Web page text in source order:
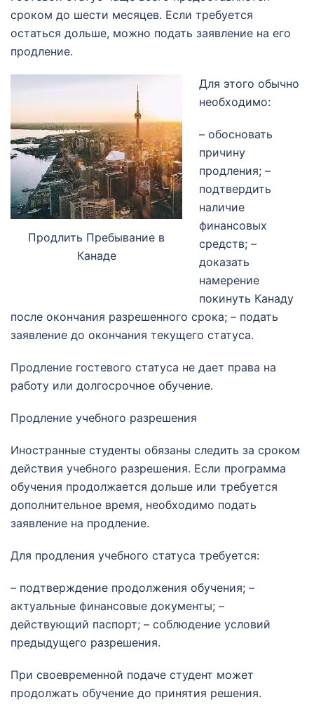
сроком до шести месяцев. Если требуется
остаться дольше, можно подать заявление на его
продление.
Продлить Пребывание в
Канаде
Для этого обычно
необходимо:
– обосновать
причину
продления; –
подтвердить
наличие
финансовых
средств; –
доказать
намерение
покинуть Канаду
после окончания разрешенного срока; – подать
заявление до окончания текущего статуса.
Продление гостевого статуса не дает права на
работу или долгосрочное обучение.
Продление учебного разрешения
Иностранные студенты обязаны следить за сроком
действия учебного разрешения. Если программа
обучения продолжается дольше или требуется
дополнительное время, необходимо подать
заявление на продление.
Для продления учебного статуса требуется:
– подтверждение продолжения обучения; –
актуальные финансовые документы; –
действующий паспорт; – соблюдение условий
предыдущего разрешения.
При своевременной подаче студент может
продолжать обучение до принятия решения.